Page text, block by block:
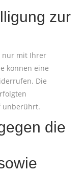
zur
nur mit Ihrer
können eine
Die
unberührt.
die